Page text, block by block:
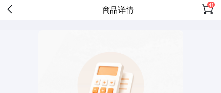
商品详情 41